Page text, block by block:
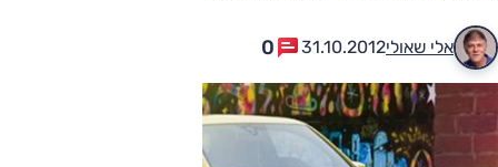
אלי שאולי31.10.2012
0